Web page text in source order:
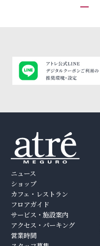
ニュース
ショップ
カフェ・レストラン
フロアガイド
サービス・施設案内
アクセス・パーキング
営業時間